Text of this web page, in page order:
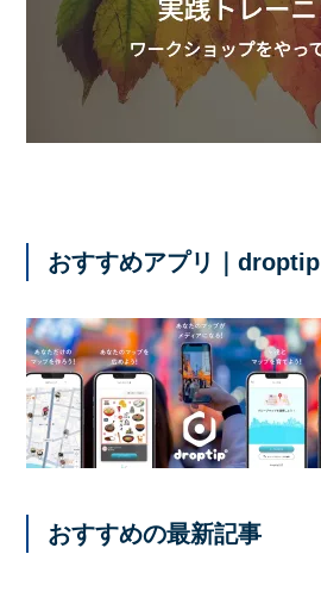
おすすめアプリ｜droptip
おすすめの最新記事